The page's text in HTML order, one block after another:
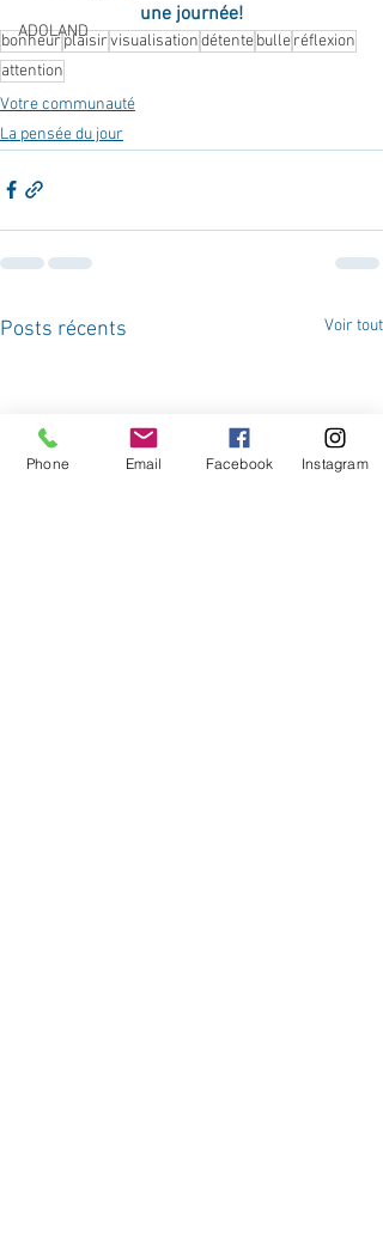
ADOLAND
une journée!
bonheur plaisirvisualisationdétentebulleréflexion
attention
Votre communauté
La pensée du jour
Posts récents Voir tout
Phone Email Facebook Instagram